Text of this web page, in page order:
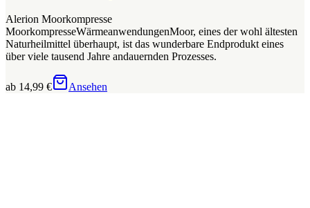
Alerion Moorkompresse
MoorkompresseWärmeanwendungenMoor, eines der wohl ältesten
Naturheilmittel überhaupt, ist das wunderbare Endprodukt eines
über viele tausend Jahre andauernden Prozesses.
ab 14,99 € Ansehen